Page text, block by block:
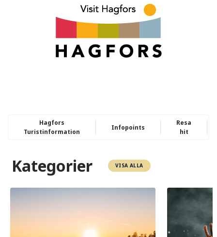
Hagfors
Turistinformation
Infopoints
Resa
hit
Kategorier VISA ALLA